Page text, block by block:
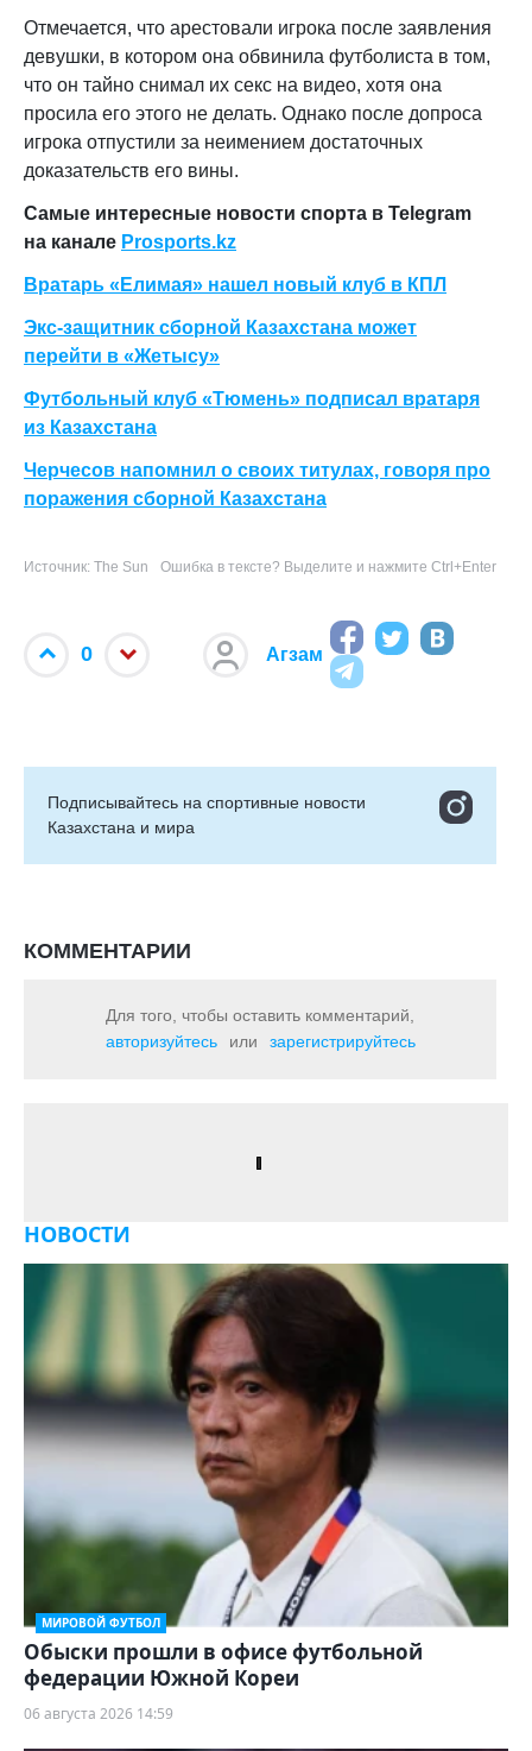
Отмечается, что арестовали игрока после заявления
девушки, в котором она обвинила футболиста в том,
что он тайно снимал их секс на видео, хотя она
просила его этого не делать. Однако после допроса
игрока отпустили за неимением достаточных
доказательств его вины.
Самые интересные новости спорта в Telegram
на канале Prosports.kz
Вратарь «Елимая» нашел новый клуб в КПЛ
Экс-защитник сборной Казахстана может
перейти в «Жетысу»
Футбольный клуб «Тюмень» подписал вратаря
из Казахстана
Черчесов напомнил о своих титулах, говоря про
поражения сборной Казахстана
Источник: The Sun Ошибка в тексте? Выделите и нажмите Ctrl+Enter
0 Агзам
Подписывайтесь на cпортивные новости
Казахстана и мира
КОММЕНТАРИИ
Для того, чтобы оставить комментарий,
авторизуйтесь
или зарегистрируйтесь
НОВОСТИ
МИРОВОЙ ФУТБОЛ
Обыски прошли в офисе футбольной
федерации Южной Кореи
06 августа 2026 14:59